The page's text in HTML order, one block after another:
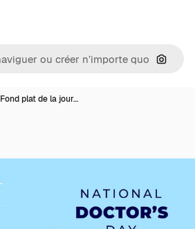
Fond plat de la jour…